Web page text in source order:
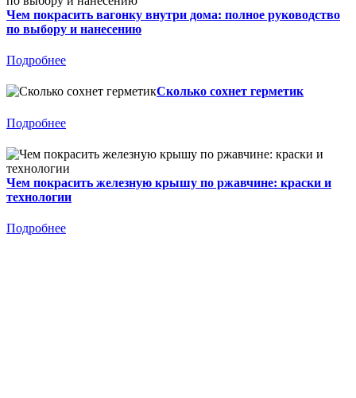
Чем покрасить вагонку внутри дома: полное руководство
по выбору и нанесению
Подробнее
Сколько сохнет герметик
Подробнее
Чем покрасить железную крышу по ржавчине: краски и
технологии
Подробнее